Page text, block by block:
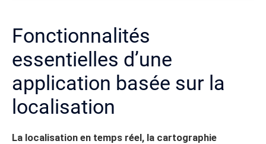
Fonctionnalités
essentielles d’une
application basée sur la
localisation
La localisation en temps réel, la cartographie